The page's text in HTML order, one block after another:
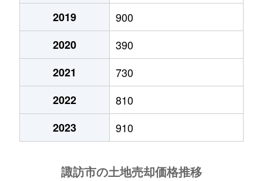
大字湖南
2,300万円
大字湖南
10万円
大字湖南
330万円
大字湖南
410万円
大字湖南
1,500万円
460万円
2019
900
2020
390
2021
730
2022
810
2023
910